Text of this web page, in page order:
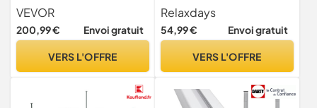
Clôture de Jardin
Horizontale Kit 3 Panneaux
de Confidentialité avec
Accessoires pour Sols
Climatiseurs, Poubelles
VEVOR
200,99 € Envoi gratuit
VERS L'OFFRE
Planter, extérieur, 4
éléments, Style Gothique,
HxL : 45,5 x 226cm, Noir
Relaxdays
54,99 € Envoi gratuit
VERS L'OFFRE